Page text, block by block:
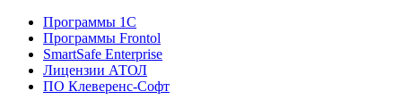
Программы 1C
Программы Frontol
SmartSafe Enterprise
Лицензии АТОЛ
ПО Клеверенс-Софт